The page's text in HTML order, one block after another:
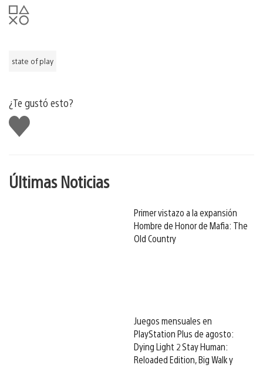
state of play
¿Te gustó esto?
Me
gusta
Últimas Noticias
Primer vistazo a la expansión
Hombre de Honor de Mafia: The
Old Country
Juegos mensuales en
PlayStation Plus de agosto:
Dying Light 2 Stay Human:
Reloaded Edition, Big Walk y